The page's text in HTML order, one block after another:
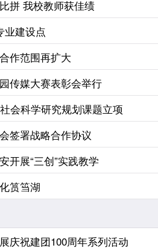
拼 我校教师获佳绩
业建设点
作范围再扩大
传媒大赛表彰会举行
会科学研究规划课题立项
签署战略合作协议
开展“三创”实践教学
筼筜湖
庆祝建团100周年系列活动